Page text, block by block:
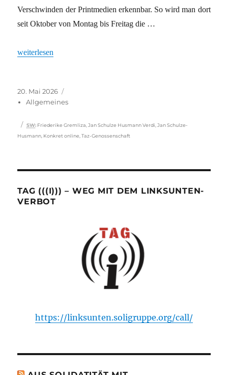
Verschwinden der Printmedien erkennbar. So wird man dort
seit Oktober von Montag bis Freitag die …
„Seitenwende in der Medienbranche“
weiterlesen
Veröffentlicht
am
20. Mai 2026
Allgemeines
Schlagwörter
SW: Friederike Gremliza ,Jan Schulze Husmann Verdi ,Jan Schulze-
Husmann Konkret online ,Taz-Genossenschaft
TAG (((I))) – WEG MIT DEM LINKSUNTEN-
VERBOT
https://linksunten.soligruppe.org/call/